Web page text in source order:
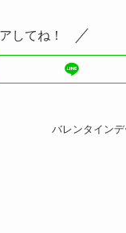
してね！
バレンタイン